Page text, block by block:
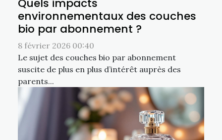
Quels impacts
environnementaux des couches
bio par abonnement ?
8 février 2026 00:40
Le sujet des couches bio par abonnement
suscite de plus en plus d’intérêt auprès des
parents...